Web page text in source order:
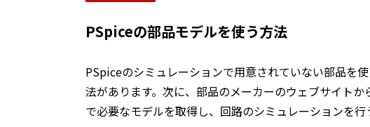
PSpiceの部品モデルを使う方法
PSpiceのシミュレーションで用意されていない部品を
法があります。次に、部品のメーカーのウェブサイト
で必要なモデルを取得し、回路のシミュレーションを行